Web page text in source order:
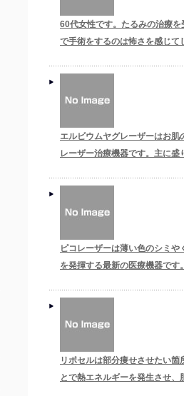
60代女性です。たるみの治療
で手術をするのは怖さを感じ
エルビウムヤグレーザーはお
レーザー治療機器です。主に
ピコレーザーは薄い色のシミ
を発揮する最新の医療機器で
リポセルは部分痩せさせたい
とで熱エネルギーを発生させ